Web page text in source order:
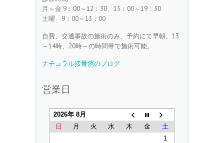
月～金 9：00～12：30、15：00～19：30
土曜 9：00～13：00
自費、交通事故の施術のみ、予約にて早朝、13
～14時、20時～の時間帯で施術可能。
ナチュラル接骨院のブログ
営業日
2026年 8月
日
月 火 水 木 金
土
1